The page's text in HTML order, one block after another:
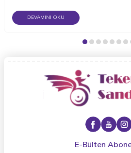
DEVAMINI OKU
E-Bülten